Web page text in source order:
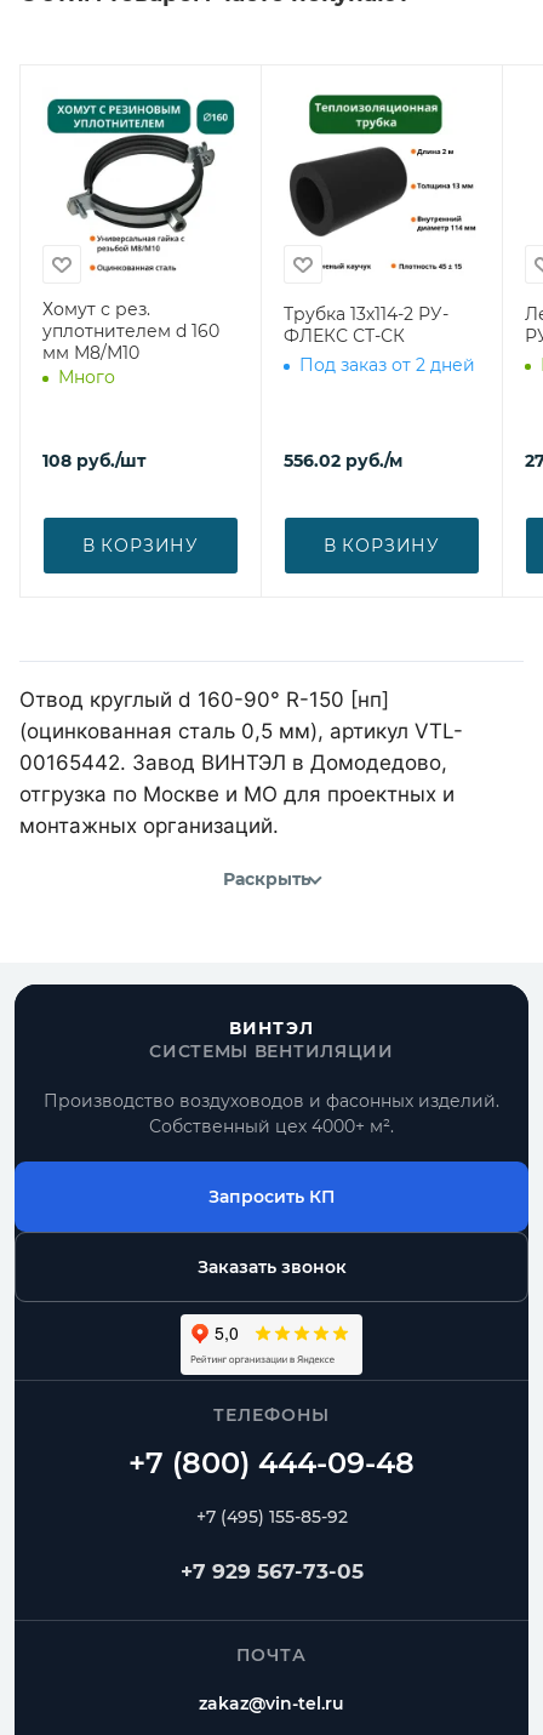
Хомут с рез.
уплотнителем d 160
мм М8/М10
Много
108 руб./шт
В КОРЗИНУ
Трубка 13х114-2 РУ-
ФЛЕКС СТ-СК
Под заказ от 2 дней
556.02 руб./м
В КОРЗИНУ
Отвод круглый d 160-90° R-150 [нп]
(оцинкованная сталь 0,5 мм), артикул VTL-
00165442. Завод ВИНТЭЛ в Домодедово,
отгрузка по Москве и МО для проектных и
монтажных организаций.
Раскрыть
ВИНТЭЛ
СИСТЕМЫ ВЕНТИЛЯЦИИ
Производство воздуховодов и фасонных изделий.
Собственный цех 4000+ м².
Запросить КП
Заказать звонок
ТЕЛЕФОНЫ
+7 (495) 155-85-92
+7 929 567-73-05
ПОЧТА
zakaz@vin-tel.ru